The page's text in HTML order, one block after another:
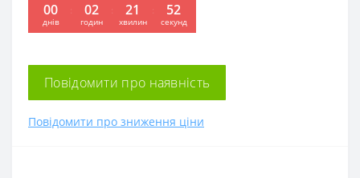
00
днів
02
годин
21
хвилин
52
секунд
Повідомити про наявність
Повідомити про зниження ціни